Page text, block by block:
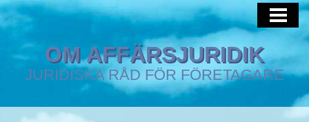
HEM
AFFÄRSJURIST
IMMATERIALRÄTT
OM AFFÄRSJURIDIK
JURIDISKA RÅD FÖR FÖRETAGARE